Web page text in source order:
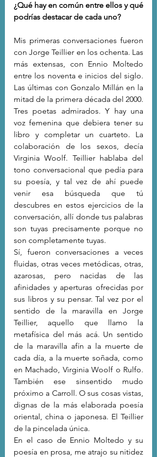
¿Qué hay en común entre ellos y qué
podrías destacar de cada uno?
Mis primeras conversaciones fueron
con Jorge Teillier en los ochenta. Las
más extensas, con Ennio Moltedo
entre los noventa e inicios del siglo.
Las últimas con Gonzalo Millán en la
mitad de la primera década del 2000.
Tres poetas admirados. Y hay una
voz femenina que debiera tener su
libro y completar un cuarteto. La
colaboración de los sexos, decía
Virginia Woolf. Teillier hablaba del
tono conversacional que pedía para
su poesía, y tal vez de ahí puede
venir esa búsqueda que tú
descubres en estos ejercicios de la
conversación, allí donde tus palabras
son tuyas precisamente porque no
son completamente tuyas.
Sí, fueron conversaciones a veces
fluidas, otras veces metódicas, otras,
azarosas, pero nacidas de las
afinidades y aperturas ofrecidas por
sus libros y su pensar. Tal vez por el
sentido de la maravilla en Jorge
Teillier, aquello que llamo la
metafísica del más acá. Un sentido
de la maravilla afín a la muerte de
cada día, a la muerte soñada, como
en Machado, Virginia Woolf o Rulfo.
También ese sinsentido mudo
próximo a Carroll. O sus cosas vistas,
dignas de la más elaborada poesía
oriental, china o japonesa. El Teillier
de la pincelada única.
En el caso de Ennio Moltedo y su
poesía en prosa, me atrajo su nitidez